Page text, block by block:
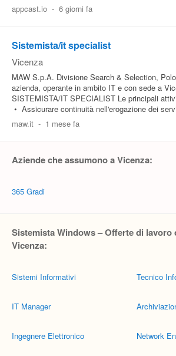
appcast.io - 6 giorni fa
Sistemista/it specialist
Vicenza
MAW S.p.A. Divisione Search & Selection,
azienda, operante in ambito IT e con sede a
SISTEMISTA/IT SPECIALIST Le principali
• Assicurare continuità nell'erogazione dei
maw.it - 1 mese fa
Aziende che assumono a Vicenza:
365 Gradi
Sistemista Windows – Offerte di lavoro
Vicenza:
Sistemi Informativi
IT Manager
Ingegnere Elettronico
Tecnico
Network